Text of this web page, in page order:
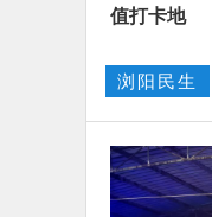
值打卡地
浏阳民生